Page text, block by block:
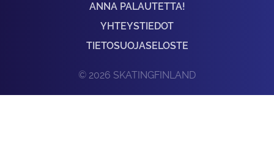
ANNA PALAUTETTA!
YHTEYSTIEDOT
TIETOSUOJASELOSTE
© 2026 SKATINGFINLAND